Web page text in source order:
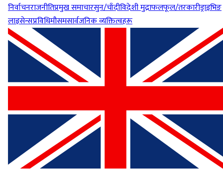
निर्वाचनराजनीतिप्रमुख समाचारसुन/चाँदीविदेशी मुद्राफलफूल/तरकारीड्राइभिङ
लाइसेन्सप्रविधिमौसमसार्वजनिक व्यक्तित्वहरू